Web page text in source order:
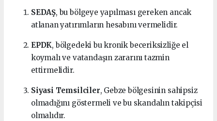
SEDAŞ, bu bölgeye yapılması gereken ancak
atlanan yatırımların hesabını vermelidir.
EPDK, bölgedeki bu kronik beceriksizliğe el
koymalı ve vatandaşın zararını tazmin
ettirmelidir.
Siyasi Temsilciler, Gebze bölgesinin sahipsiz
olmadığını göstermeli ve bu skandalın takipçisi
olmalıdır.